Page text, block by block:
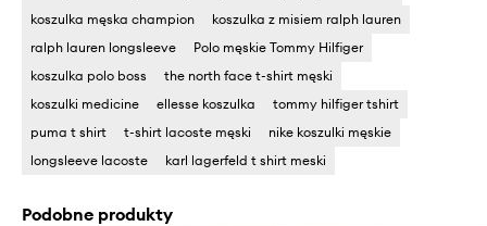
koszulka męska champion
koszulka z misiem ralph lauren
ralph lauren longsleeve
Polo męskie Tommy Hilfiger
koszulka polo boss
the north face t-shirt męski
koszulki medicine
ellesse koszulka
tommy hilfiger tshirt
puma t shirt
t-shirt lacoste męski
nike koszulki męskie
longsleeve lacoste
karl lagerfeld t shirt meski
Podobne produkty